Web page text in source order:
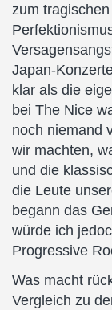
zum
Japan-
klar als die
bei The Nice
noch niemand
wir machten,
und die
die Leute
begann das
würde ich
Progressive
Was macht
Vergleich zu